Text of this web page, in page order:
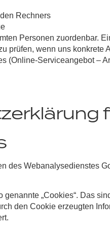
Rechners
Personen zuordenbar.
prüfen, wenn uns
(Online-Serviceangebot –
des Webanalysedienstes
genannte „Cookies“. Das
den Cookie erzeugten